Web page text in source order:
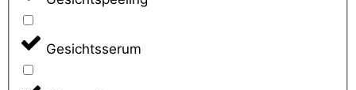
Gesichtsserum